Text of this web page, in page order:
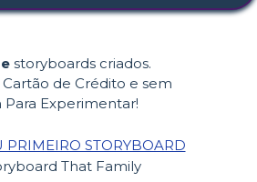
storyboards criados.
de Crédito e sem
Experimentar!
PRIMEIRO STORYBOARD